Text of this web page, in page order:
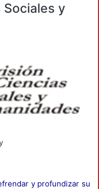
y
y profundizar su